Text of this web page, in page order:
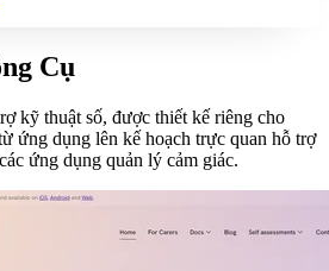
Cụ
kỹ thuật số, được thiết kế riêng cho
ứng dụng lên kế hoạch trực quan hỗ trợ
ứng dụng quản lý cảm giác.